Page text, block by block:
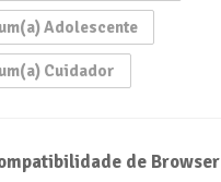
Adolescente
Cuidador
de Browser